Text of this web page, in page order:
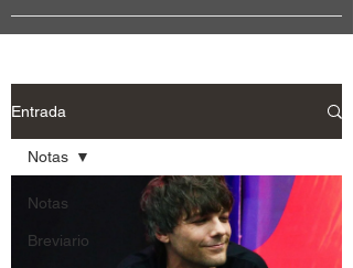
Entrada
Notas
Breviario
Notas